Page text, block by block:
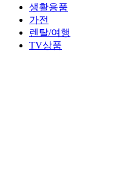
생활용품
가전
렌탈/여행
TV상품